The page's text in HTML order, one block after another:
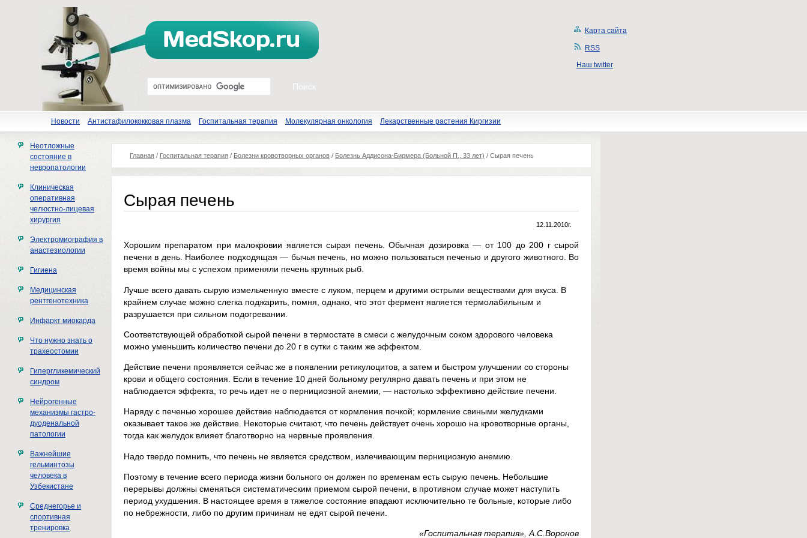
Карта сайта
RSS
Наш twitter
Новости Антистафилококковая плазма Госпитальная терапия Молекулярная онкология Лекарственные растения Киргизии
Неотложные
состояние в
невропатологии
Клиническая
оперативная
челюстно-лицевая
хирургия
Электромиография в
анастезиологии
Гигиена
Медицинская
рентгенотехника
Инфаркт миокарда
Что нужно знать о
трахеостомии
Гипергликемический
синдром
Нейрогенные
механизмы гастро-
дуоденальной
патологии
Важнейшие
гельминтозы
человека в
Узбекистане
Среднегорье и
спортивная
тренировка
Главная / Госпитальная терапия / Болезни кровотворных органов / Болезнь Аддисона-Бирмера (Больной П., 33 лет) / Сырая печень
Сырая печень
12.11.2010г.
Хорошим препаратом при малокровии является сырая печень. Обычная дозировка — от 100 до 200 г сырой
печени в день. Наиболее подходящая — бычья печень, но можно пользоваться печенью и другого животного. Во
время войны мы с успехом применяли печень крупных рыб.
Лучше всего давать сырую измельченную вместе с луком, перцем и другими острыми веществами для вкуса. В
крайнем случае можно слегка поджарить, помня, однако, что этот фермент является термолабильным и
разрушается при сильном подогревании.
Соответствующей обработкой сырой печени в термостате в смеси с желудочным соком здорового человека
можно уменьшить количество печени до 20 г в сутки с таким же эффектом.
Действие печени проявляется сейчас же в появлении ретикулоцитов, а затем и быстром улучшении со стороны
крови и общего состояния. Если в течение 10 дней больному регулярно давать печень и при этом не
наблюдается эффекта, то речь идет не о пернициозной анемии, — настолько эффективно действие печени.
Наряду с печенью хорошее действие наблюдается от кормления почкой; кормление свиными желудками
оказывает такое же действие. Некоторые считают, что печень действует очень хорошо на кровотворные органы,
тогда как желудок влияет благотворно на нервные проявления.
Надо твердо помнить, что печень не является средством, излечивающим пернициозную анемию.
Поэтому в течение всего периода жизни больного он должен по временам есть сырую печень. Небольшие
перерывы должны сменяться систематическим приемом сырой печени, в противном случае может наступить
период ухудшения. В настоящее время в тяжелое состояние впадают исключительно те больные, которые либо
по небрежности, либо по другим причинам не едят сырой печени.
«Госпитальная терапия», А.С.Воронов